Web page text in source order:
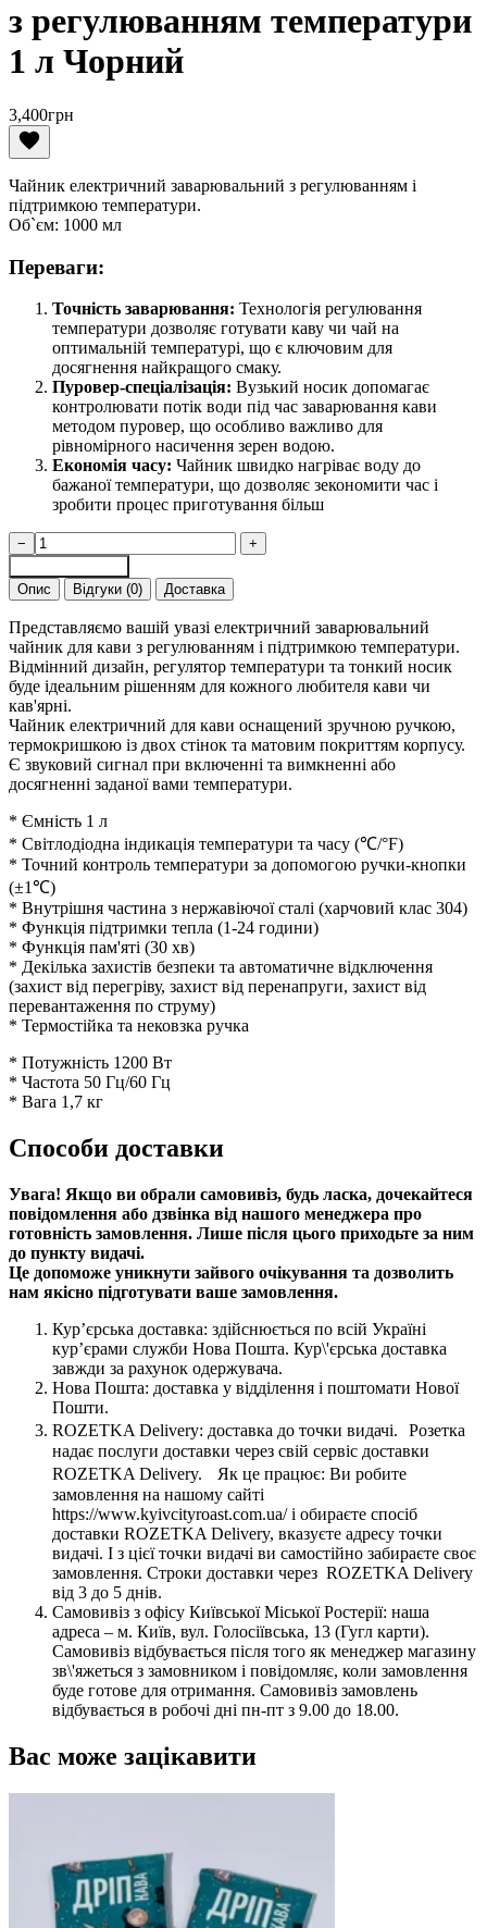
з регулюванням температури
1 л Чорний
3,400грн
Чайник електричний заварювальний з регулюванням і
підтримкою температури.
Об`єм: 1000 мл
Переваги:
Точність заварювання: Технологія регулювання
температури дозволяє готувати каву чи чай на
оптимальній температурі, що є ключовим для
досягнення найкращого смаку.
Пуровер-спеціалізація: Вузький носик допомагає
контролювати потік води під час заварювання кави
методом пуровер, що особливо важливо для
рівномірного насичення зерен водою.
Економія часу: Чайник швидко нагріває воду до
бажаної температури, що дозволяє зекономити час і
зробити процес приготування більш
Електрочайник
для
пуровера
з
регулюванням
температури
1
л
Чорний
кількість
−
+
Опис
Відгуки (0) Доставка
Представляємо вашій увазі електричний заварювальний
чайник для кави з регулюванням і підтримкою температури.
Відмінний дизайн, регулятор температури та тонкий носик
буде ідеальним рішенням для кожного любителя кави чи
кав'ярні.
Чайник електричний для кави оснащений зручною ручкою,
термокришкою із двох стінок та матовим покриттям корпусу.
Є звуковий сигнал при включенні та вимкненні або
досягненні заданої вами температури.
* Ємність 1 л
* Світлодіодна індикація температури та часу (℃/°F)
* Точний контроль температури за допомогою ручки-кнопки
(±1℃)
* Внутрішня частина з нержавіючої сталі (харчовий клас 304)
* Функція підтримки тепла (1-24 години)
* Функція пам'яті (30 хв)
* Декілька захистів безпеки та автоматичне відключення
(захист від перегріву, захист від перенапруги, захист від
перевантаження по струму)
* Термостійка та нековзка ручка
* Потужність 1200 Вт
* Частота 50 Гц/60 Гц
* Вага 1,7 кг
Способи доставки
Увага! Якщо ви обрали самовивіз, будь ласка, дочекайтеся
повідомлення або дзвінка від нашого менеджера про
готовність замовлення. Лише після цього приходьте за ним
до пункту видачі.
Це допоможе уникнути зайвого очікування та дозволить
нам якісно підготувати ваше замовлення.
Кур’єрська доставка: здійснюється по всій Україні
кур’єрами служби Нова Пошта. Кур\'єрська доставка
завжди за рахунок одержувача.
Нова Пошта: доставка у відділення і поштомати Нової
Пошти.
ROZETKA Delivery: доставка до точки видачі. Розетка
надає послуги доставки через свій сервіс доставки
ROZETKA Delivery. Як це працює: Ви робите
замовлення на нашому сайті
https://www.kyivcityroast.com.ua/ і обираєте спосіб
доставки ROZETKA Delivery, вказуєте адресу точки
видачі. І з цієї точки видачі ви самостійно забираєте своє
замовлення. Строки доставки через ROZETKA Delivery
від 3 до 5 днів.
Самовивіз з офісу Київської Міської Ростерії: наша
адреса – м. Київ, вул. Голосіївська, 13 (Гугл карти).
Самовивіз відбувається після того як менеджер магазину
зв\'яжеться з замовником і повідомляє, коли замовлення
буде готове для отримання. Самовивіз замовлень
відбувається в робочі дні пн-пт з 9.00 до 18.00.
Вас може зацікавити